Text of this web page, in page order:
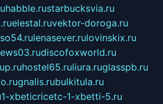
habble.rustarbucksvia.ru
elestal.ruvektor-doroga.ru
lenasever.rulovinskix.ru
discofoxworld.ru
hostel65.ruliura.ruglasspb.ru
gnalis.rubulkitula.ru
1-xbeticricetc-1-xbetti-5.ru